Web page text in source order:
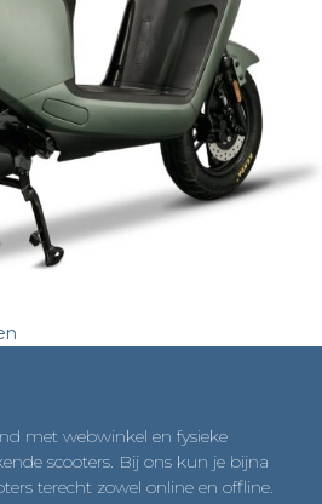
met webwinkel en fysieke
scooters. Bij ons kun je bijna
terecht zowel online en offline.